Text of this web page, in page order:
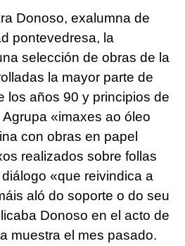
Donoso, exalumna de
pontevedresa, la
selección de obras de la
la mayor parte de
los años 90 y principios de
«imaxes ao óleo
con obras en papel
realizados sobre follas
«que reivindica a
aló do soporte o do seu
Donoso en el acto de
muestra el mes pasado.